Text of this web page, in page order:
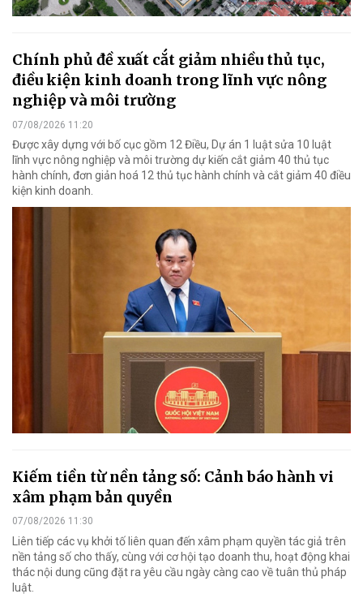
Chính phủ đề xuất cắt giảm nhiều thủ tục,
điều kiện kinh doanh trong lĩnh vực nông
nghiệp và môi trường
07/08/2026 11:20
Được xây dựng với bố cục gồm 12 Điều, Dự án 1 luật sửa 10 luật
lĩnh vực nông nghiệp và môi trường dự kiến cắt giảm 40 thủ tục
hành chính, đơn giản hoá 12 thủ tục hành chính và cắt giảm 40 điều
kiện kinh doanh.
Kiếm tiền từ nền tảng số: Cảnh báo hành vi
xâm phạm bản quyền
07/08/2026 11:30
Liên tiếp các vụ khởi tố liên quan đến xâm phạm quyền tác giả trên
nền tảng số cho thấy, cùng với cơ hội tạo doanh thu, hoạt động khai
thác nội dung cũng đặt ra yêu cầu ngày càng cao về tuân thủ pháp
luật.